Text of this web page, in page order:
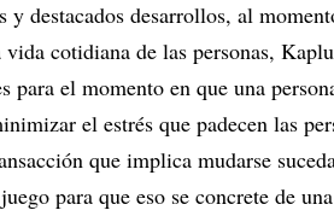
destacados desarrollos, al
cotidiana de las personas,
para el momento en que una
el estrés que padecen las
que implica mudarse
para que eso se concrete de